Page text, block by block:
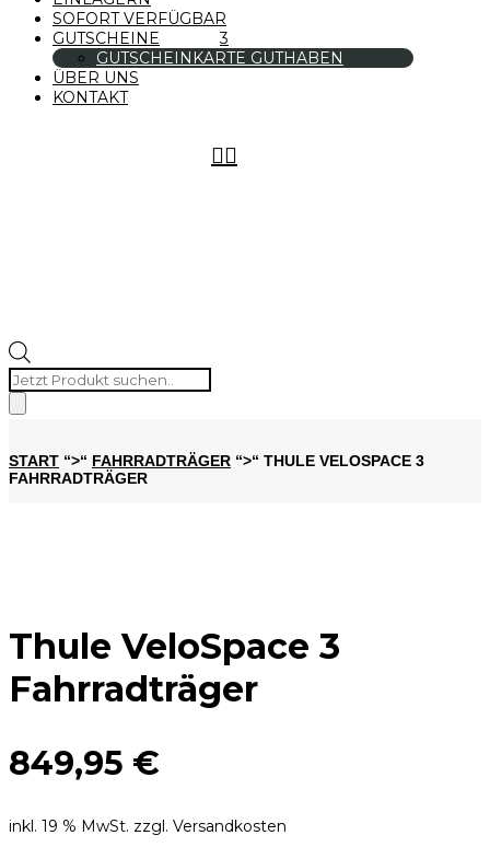
SOFORT VERFÜGBAR
GUTSCHEINE
GUTSCHEINKARTE GUTHABEN
ÜBER UNS
KONTAKT
Products
search

START “>“ FAHRRADTRÄGER “>“ THULE VELOSPACE 3
FAHRRADTRÄGER
Thule VeloSpace 3
Fahrradträger
849,95 €
inkl. 19 % MwSt. zzgl. Versandkosten